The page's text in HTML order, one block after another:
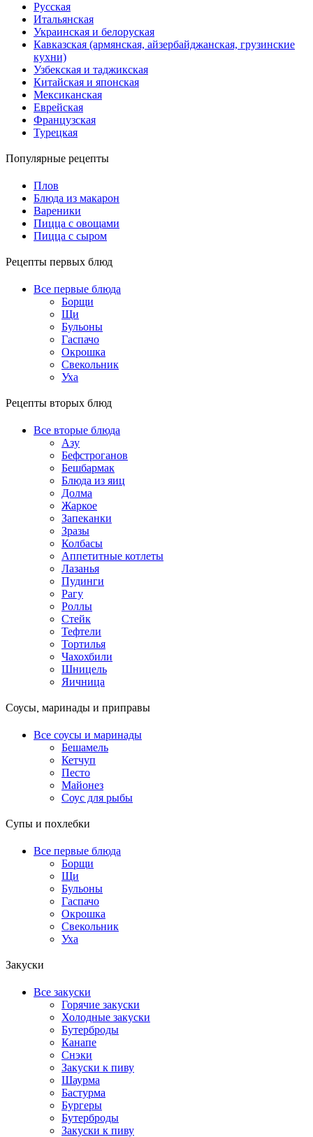
Русская
Итальянская
Украинская и белоруская
Кавказская (армянская, айзербайджанская, грузинские
кухни)
Узбекская и таджикская
Китайская и японская
Мексиканская
Еврейская
Французская
Турецкая
Популярные рецепты
Плов
Блюда из макарон
Вареники
Пицца с овощами
Пицца с сыром
Рецепты первых блюд
Все первые блюда
Борщи
Щи
Бульоны
Гаспачо
Окрошка
Свекольник
Уха
Рецепты вторых блюд
Все вторые блюда
Азу
Бефстроганов
Бешбармак
Блюда из яиц
Долма
Жаркое
Запеканки
Зразы
Колбасы
Аппетитные котлеты
Лазанья
Пудинги
Рагу
Роллы
Стейк
Тефтели
Тортилья
Чахохбили
Шницель
Яичница
Соусы, маринады и приправы
Все соусы и маринады
Бешамель
Кетчуп
Песто
Майонез
Соус для рыбы
Супы и похлебки
Все первые блюда
Борщи
Щи
Бульоны
Гаспачо
Окрошка
Свекольник
Уха
Закуски
Все закуски
Горячие закуски
Холодные закуски
Бутерброды
Канапе
Снэки
Закуски к пиву
Шаурма
Бастурма
Бургеры
Бутерброды
Закуски к пиву